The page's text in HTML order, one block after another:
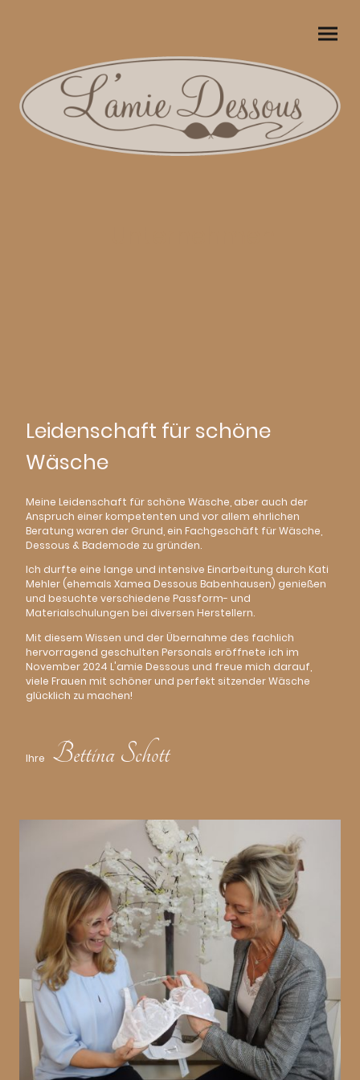
Leidenschaft für schöne
Wäsche
Meine Leidenschaft für schöne Wäsche, aber auch der
Anspruch einer kompetenten und vor allem ehrlichen
Beratung waren der Grund, ein Fachgeschäft für Wäsche,
Dessous & Bademode zu gründen.
Ich durfte eine lange und intensive Einarbeitung durch Kati
Mehler (ehemals Xamea Dessous Babenhausen) genießen
und besuchte verschiedene Passform- und
Materialschulungen bei diversen Herstellern.
Mit diesem Wissen und der Übernahme des fachlich
hervorragend geschulten Personals eröffnete ich im
November 2024 L'amie Dessous und freue mich darauf,
viele Frauen mit schöner und perfekt sitzender Wäsche
glücklich zu machen!
Ihre Bettina Schott